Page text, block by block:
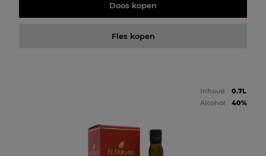
Doos kopen
Fles kopen
Inhoud
0.7L
Alcohol
40%